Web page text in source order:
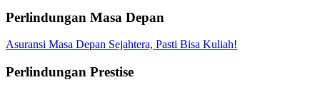
Perlindungan Masa Depan
Asuransi Masa Depan Sejahtera, Pasti Bisa Kuliah!
Perlindungan Prestise